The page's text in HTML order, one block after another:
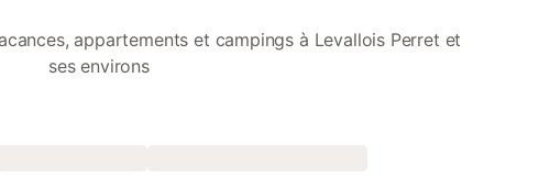
appartements et campings à Levallois Perret et
ses environs